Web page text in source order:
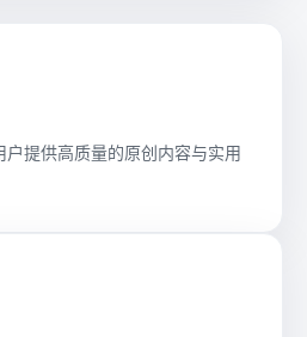
提供高质量的原创内容与实用